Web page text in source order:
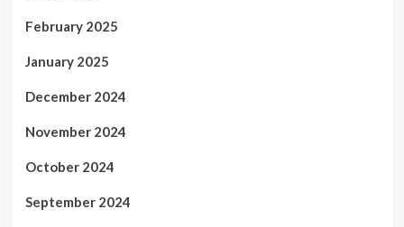
February 2025
January 2025
December 2024
November 2024
October 2024
September 2024